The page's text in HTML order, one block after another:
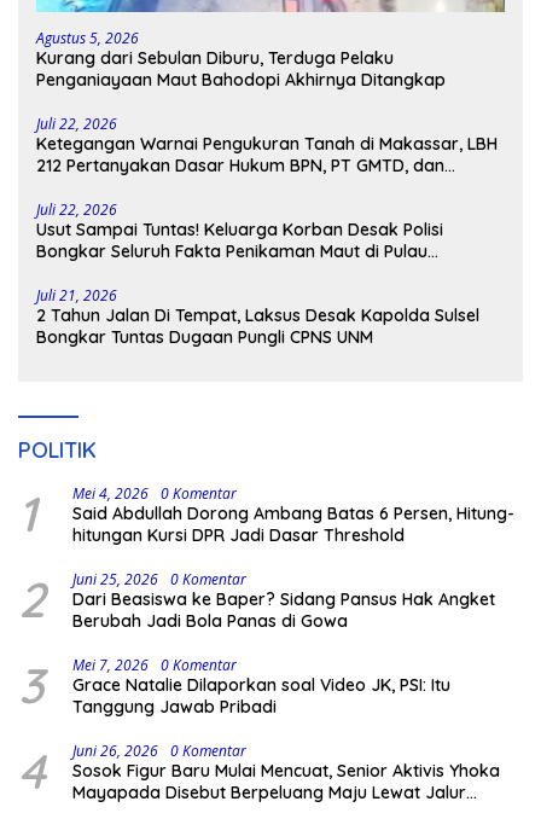
Agustus 5, 2026
Kurang dari Sebulan Diburu, Terduga Pelaku
Penganiayaan Maut Bahodopi Akhirnya Ditangkap
Juli 22, 2026
Ketegangan Warnai Pengukuran Tanah di Makassar, LBH
212 Pertanyakan Dasar Hukum BPN, PT GMTD, dan
Juli 22, 2026
Usut Sampai Tuntas! Keluarga Korban Desak Polisi
Bongkar Seluruh Fakta Penikaman Maut di Pulau
Juli 21, 2026
2 Tahun Jalan Di Tempat, Laksus Desak Kapolda Sulsel
Bongkar Tuntas Dugaan Pungli CPNS UNM
POLITIK
1 Mei 4, 2026 0 Komentar
Said Abdullah Dorong Ambang Batas 6 Persen, Hitung-
hitungan Kursi DPR Jadi Dasar Threshold
2 Juni 25, 2026 0 Komentar
Dari Beasiswa ke Baper? Sidang Pansus Hak Angket
Berubah Jadi Bola Panas di Gowa
3 Mei 7, 2026 0 Komentar
Grace Natalie Dilaporkan soal Video JK, PSI: Itu
Tanggung Jawab Pribadi
4 Juni 26, 2026 0 Komentar
Sosok Figur Baru Mulai Mencuat, Senior Aktivis Yhoka
Mayapada Disebut Berpeluang Maju Lewat Jalur